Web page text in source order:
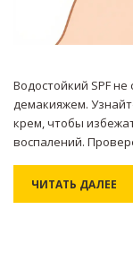
Водостойкий SPF
демакияжем.
крем, чтобы
воспалений.
ЧИТАТЬ ДАЛЕЕ